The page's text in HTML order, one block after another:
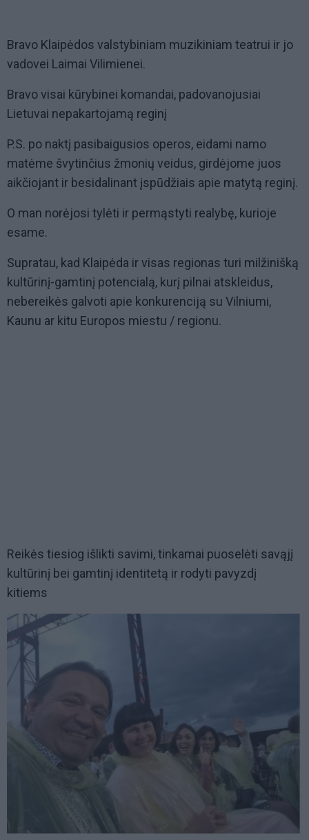
Bravo Klaipėdos valstybiniam muzikiniam teatrui ir jo
vadovei Laimai Vilimienei.
Bravo visai kūrybinei komandai, padovanojusiai
Lietuvai nepakartojamą reginį
P.S. po naktį pasibaigusios operos, eidami namo
matėme švytinčius žmonių veidus, girdėjome juos
aikčiojant ir besidalinant įspūdžiais apie matytą reginį.
O man norėjosi tylėti ir permąstyti realybę, kurioje
esame.
Supratau, kad Klaipėda ir visas regionas turi milžinišką
kultūrinį-gamtinį potencialą, kurį pilnai atskleidus,
nebereikės galvoti apie konkurenciją su Vilniumi,
Kaunu ar kitu Europos miestu / regionu.
Reikės tiesiog išlikti savimi, tinkamai puoselėti savąjį
kultūrinį bei gamtinį identitetą ir rodyti pavyzdį
kitiems